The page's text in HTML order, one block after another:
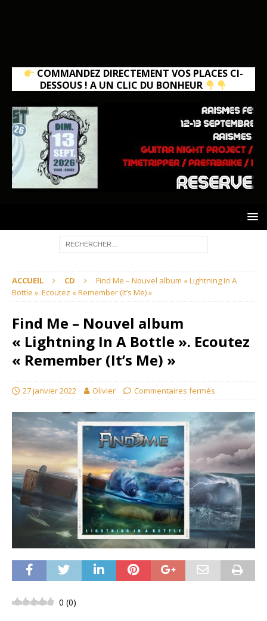
COMMANDEZ DIRECTEMENT VOS PLACES CI-
DESSOUS ! A UN CLIC DU BONHEUR
ACCUEIL CD
Find Me – Nouvel album « Lightning In A
Bottle ». Ecoutez « Remember (It’s Me) »
Find Me – Nouvel album
« Lightning In A Bottle ». Ecoutez
« Remember (It’s Me) »
27 janvier 2022 Olivier Commentaires fermés
0 (0)